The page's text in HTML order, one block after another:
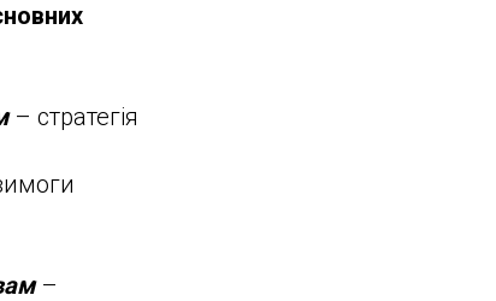
– стратегія
–